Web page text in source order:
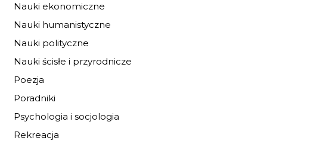
Nauki ekonomiczne
Nauki humanistyczne
Nauki polityczne
Nauki ścisłe i przyrodnicze
Poezja
Poradniki
Psychologia i socjologia
Rekreacja